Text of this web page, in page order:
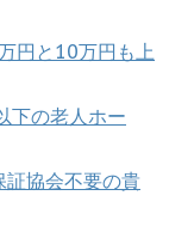
円と10万円も上
下の老人ホー
協会不要の貴